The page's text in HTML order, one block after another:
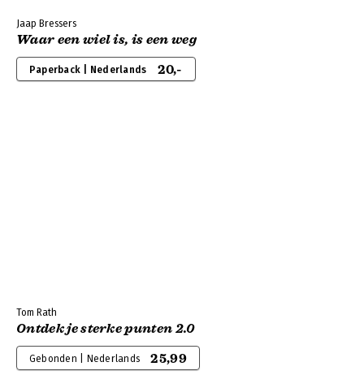
Jaap Bressers
Waar een wiel is, is een weg
Paperback | Nederlands 20,-
Tom Rath
Ontdek je sterke punten 2.0
Gebonden | Nederlands 25,99